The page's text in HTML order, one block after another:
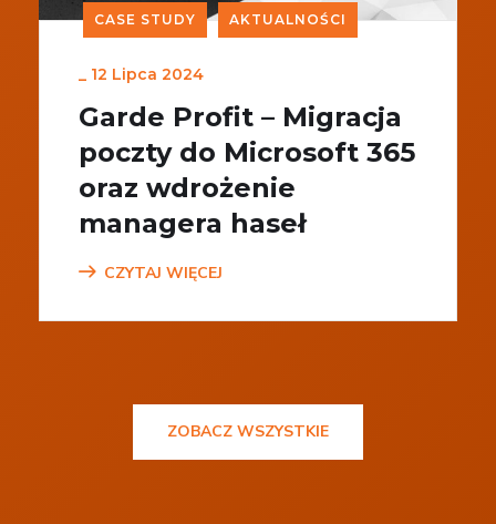
CASE STUDY AKTUALNOŚCI
_ 12 Lipca 2024
Garde Profit – Migracja
poczty do Microsoft 365
oraz wdrożenie
managera haseł
CZYTAJ WIĘCEJ
ZOBACZ WSZYSTKIE